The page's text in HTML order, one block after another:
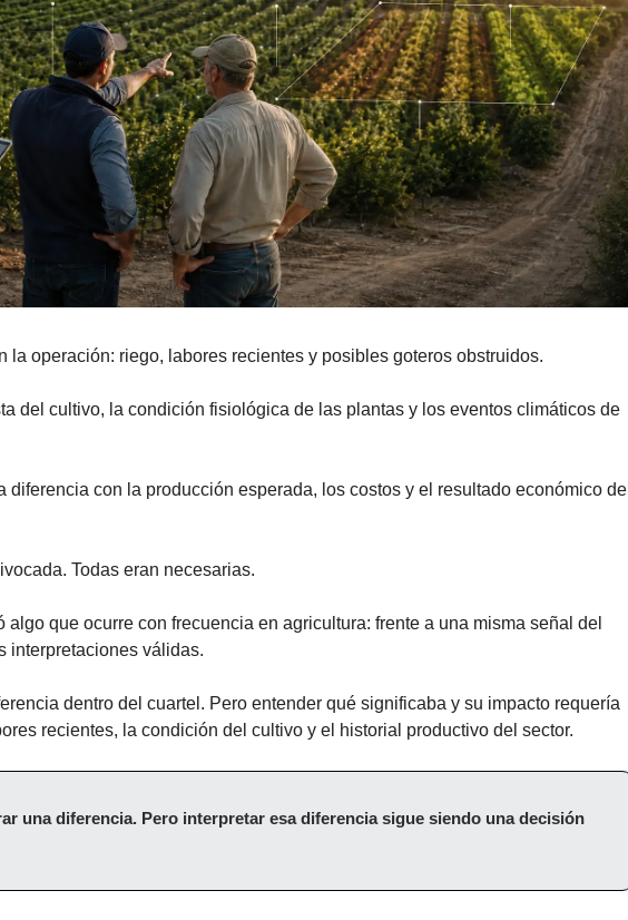
la operación: riego, labores recientes y posibles goteros obstruidos.
del cultivo, la condición fisiológica de las plantas y los eventos climáticos de
diferencia con la producción esperada, los costos y el resultado económico del
Todas eran necesarias.
algo que ocurre con frecuencia en agricultura: frente a una misma señal del
interpretaciones válidas.
dentro del cuartel. Pero entender qué significaba y su impacto requería
recientes, la condición del cultivo y el historial productivo del sector.
una diferencia. Pero interpretar esa diferencia sigue siendo una decisión